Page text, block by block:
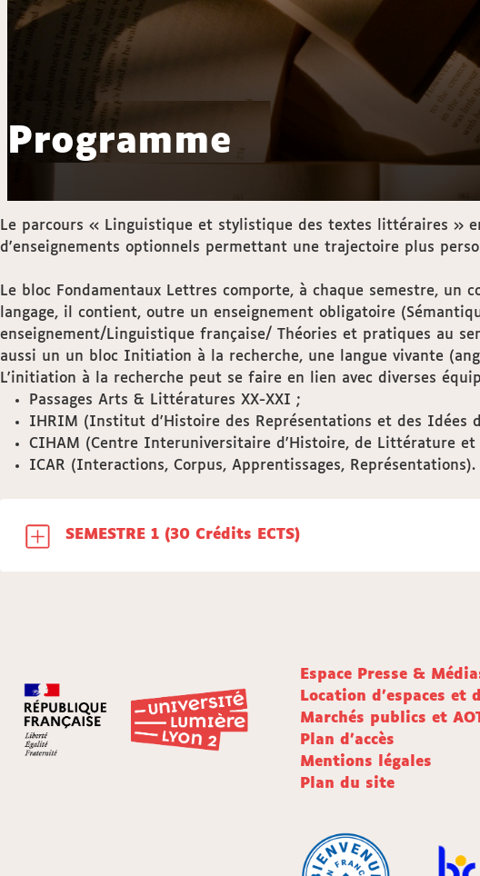
Programme
Le parcours « Linguistique et stylistique des textes littéraires »
d'enseignements optionnels permettant une trajectoire plus
Le bloc Fondamentaux Lettres comporte, à chaque semestre, un
langage, il contient, outre un enseignement obligatoire
enseignement/Linguistique française/ Théories et pratiques au
aussi un un bloc Initiation à la recherche, une langue vivante
L'initiation à la recherche peut se faire en lien avec diverses
Passages Arts & Littératures XX-XXI ;
IHRIM (Institut d'Histoire des Représentations et des Idées
CIHAM (Centre Interuniversitaire d'Histoire, de Littérature et
ICAR (Interactions, Corpus, Apprentissages, Représentations).
SEMESTRE 1 (30 Crédits ECTS)
Espace Presse &
Location d'espaces et
Marchés publics et
Plan d'accès
Mentions légales
Plan du site